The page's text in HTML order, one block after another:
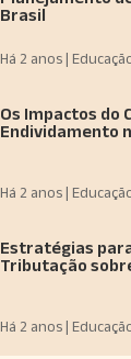
Brasil
Há 2 anos |
Os Impactos do
Endividamento
Há 2 anos |
Estratégias
Tributação
Há 2 anos |